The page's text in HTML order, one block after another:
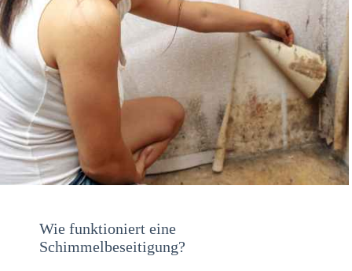
Wie funktioniert eine
Schimmelbeseitigung?